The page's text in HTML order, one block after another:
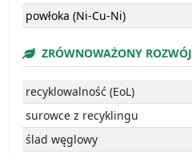
powłoka (Ni-Cu-Ni)
ZRÓWNOWAŻONY ROZWÓJ
recyklowalność (EoL)
surowce z recyklingu
ślad węglowy